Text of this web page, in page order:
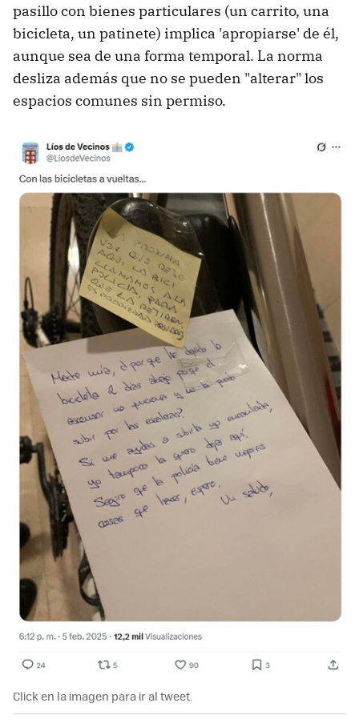
pasillo con bienes particulares (un carrito, una
bicicleta, un patinete) implica 'apropiarse' de él,
aunque sea de una forma temporal. La norma
desliza además que no se pueden "alterar" los
espacios comunes sin permiso.
Click en la imagen para ir al tweet.